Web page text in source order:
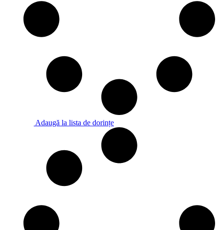
Adaugă la lista de dorințe